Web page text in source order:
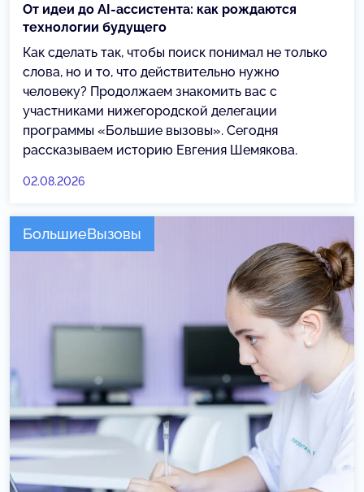
От идеи до AI-ассистента: как рождаются
технологии будущего
Как сделать так, чтобы поиск понимал не только
слова, но и то, что действительно нужно
человеку? Продолжаем знакомить вас с
участниками нижегородской делегации
программы «Большие вызовы». Сегодня
рассказываем историю Евгения Шемякова.
02.08.2026
БольшиеВызовы